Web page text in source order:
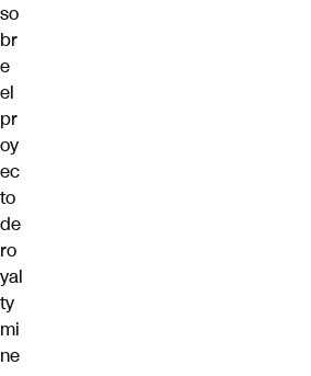
so
br
e
el
pr
oy
ec
to
de
ro
yal
ty
mi
ne